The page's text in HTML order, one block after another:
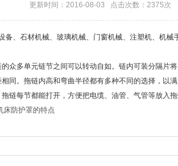
更新时间：2016-08-03 点击次数：2375次
备、石材机械、玻璃机械、门窗机械、注塑机、机
多单元链节之间可以转动自如。链内可装分隔片将
。拖链内高和弯曲半径都有多种不同的选择，以满
每节都能打开，方便把电缆、油管、气管等放入拖
床防护罩的特点